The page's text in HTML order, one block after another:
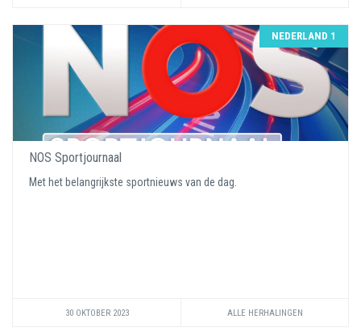
NEDERLAND 1
NOS Sportjournaal
Met het belangrijkste sportnieuws van de dag.
30 OKTOBER 2023 ALLE HERHALINGEN